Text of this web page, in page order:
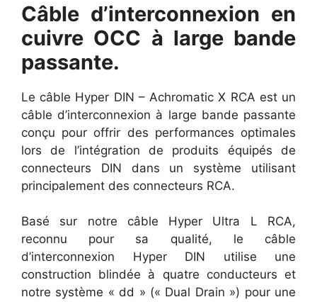
Câble d’interconnexion en
cuivre OCC à large bande
passante.
Le câble Hyper DIN – Achromatic X RCA est un
câble d’interconnexion à large bande passante
conçu pour offrir des performances optimales
lors de l’intégration de produits équipés de
connecteurs DIN dans un système utilisant
principalement des connecteurs RCA.
Basé sur notre câble Hyper Ultra L RCA,
reconnu pour sa qualité, le câble
d’interconnexion Hyper DIN utilise une
construction blindée à quatre conducteurs et
notre système « dd » (« Dual Drain ») pour une